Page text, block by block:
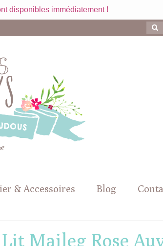
disponibles immédiatement !
:
& Accessoires Blog
Maileg Rose